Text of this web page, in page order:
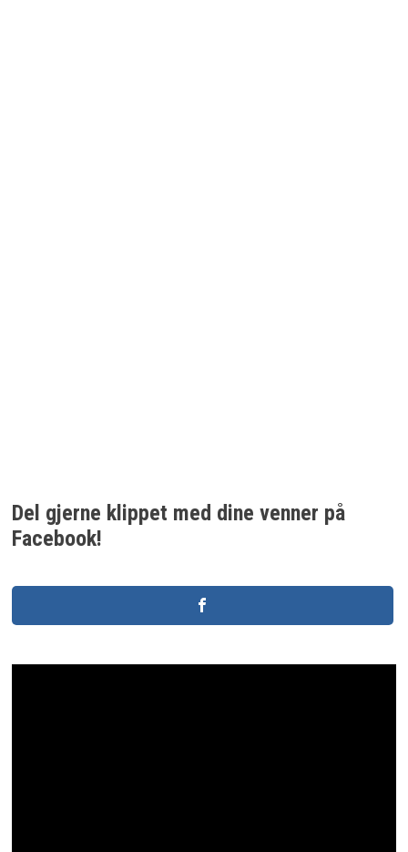
Del gjerne klippet med dine venner på
Facebook!